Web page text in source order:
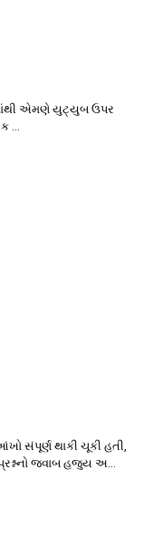
એમણે યુટ્યુબ ઉપર
સંપૂર્ણ થાકી ચૂકી હતી,
જવાબ હજુય અ...